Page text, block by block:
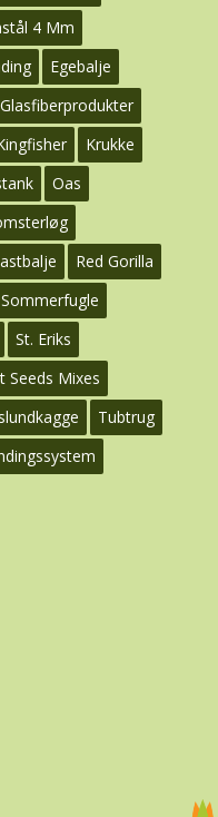
4 Mm
Egebalje
Glasfiberprodukter
Krukke
Oas
Red Gorilla
Sommerfugle
St. Eriks
Seeds Mixes
Tubtrug